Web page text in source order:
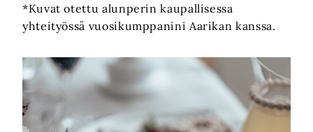
*Kuvat otettu alunperin kaupallisessa
yhteityössä vuosikumppanini Aarikan kanssa.